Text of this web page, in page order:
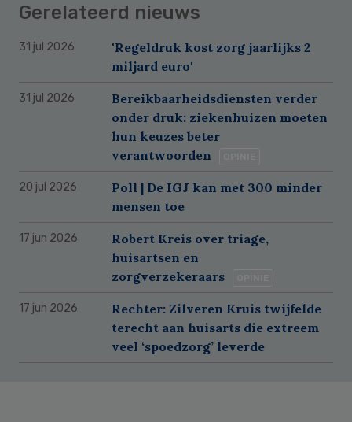
Gerelateerd nieuws
31 jul 2026
'Regeldruk kost zorg jaarlijks 2
miljard euro'
31 jul 2026
Bereikbaarheidsdiensten verder
onder druk: ziekenhuizen moeten
hun keuzes beter
verantwoorden
20 jul 2026
Poll | De IGJ kan met 300 minder
mensen toe
17 jun 2026
Robert Kreis over triage,
huisartsen en
zorgverzekeraars
17 jun 2026
Rechter: Zilveren Kruis twijfelde
terecht aan huisarts die extreem
veel ‘spoedzorg’ leverde